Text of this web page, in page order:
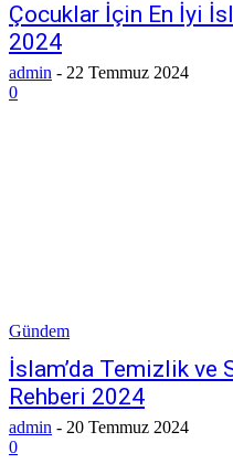
Çocuklar İçin En İyi
2024
admin - 22 Temmuz 2024
0
Gündem
İslam’da Temizlik ve
Rehberi 2024
admin - 20 Temmuz 2024
0